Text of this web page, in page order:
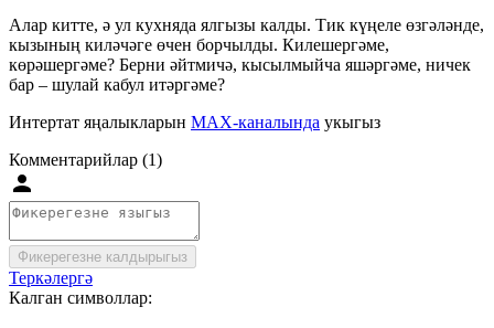
Алар китте, ә ул кухняда ялгызы калды. Тик күңеле өзгәләнде,
кызының киләчәге өчен борчылды. Килешергәме,
көрәшергәме? Берни әйтмичә, кысылмыйча яшәргәме, ничек
бар – шулай кабул итәргәме?
Интертат яңалыкларын MAX-каналында укыгыз
Комментарийлар (1)
Фикерегезне калдырыгыз
Теркәлергә
Калган символлар: